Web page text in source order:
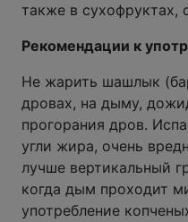
также в сухофруктах,
Рекомендации к
Не жарить шашлык
дровах, на дыму,
прогорания дров.
угли жира, очень
лучше вертикальный
когда дым проходит
употребление